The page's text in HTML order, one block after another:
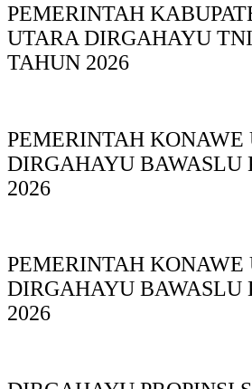
PEMERINTAH
UTARA DIRGAHAYU
TAHUN 2026
PEMERINTAH KONAWE
DIRGAHAYU BAWASLU
2026
PEMERINTAH KONAWE
DIRGAHAYU BAWASLU
2026